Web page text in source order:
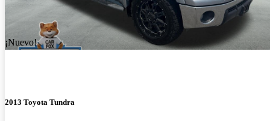
¡Nuevo!
2013 Toyota Tundra